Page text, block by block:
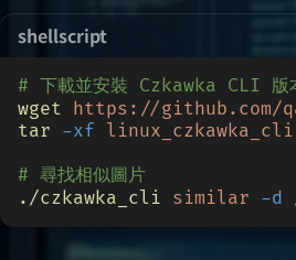
shellscript
# 下載並安裝 Czkawka CLI 版
wget https://github.com/
tar -xf
# 尋找相似圖片
./czkawka_cli similar -d